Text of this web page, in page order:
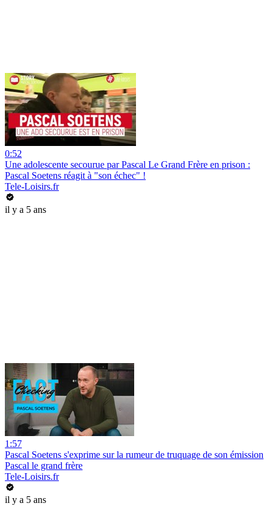
0:52
Une adolescente secourue par Pascal Le Grand Frère en prison :
Pascal Soetens réagit à "son échec" !
Tele-Loisirs.fr
il y a 5 ans
1:57
Pascal Soetens s'exprime sur la rumeur de truquage de son émission
Pascal le grand frère
Tele-Loisirs.fr
il y a 5 ans